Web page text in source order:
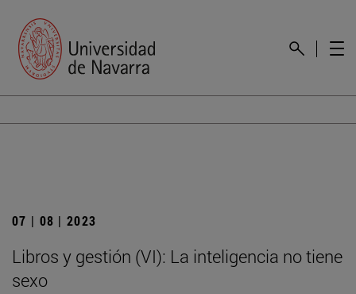
07 | 08 | 2023
Libros y gestión (VI): La inteligencia no tiene
sexo